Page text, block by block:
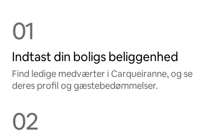
01
Indtast din boligs beliggenhed
Find ledige medværter i Carqueiranne, og se
deres profil og gæstebedømmelser.
02